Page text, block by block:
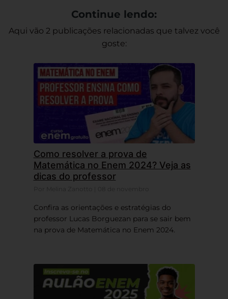
Continue lendo:
Aqui vão 2 publicações relacionadas que talvez você
goste:
Como resolver a prova de
Matemática no Enem 2024? Veja as
dicas do professor
Confira as orientações e estratégias do
professor Lucas Borguezan para se sair bem
na prova de Matemática no Enem 2024.